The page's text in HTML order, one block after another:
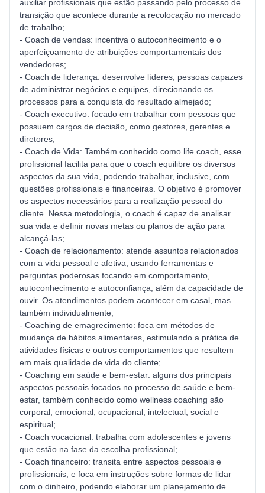
auxiliar profissionais que estão passando pelo processo de
transição que acontece durante a recolocação no mercado
de trabalho;
- Coach de vendas: incentiva o autoconhecimento e o
aperfeiçoamento de atribuições comportamentais dos
vendedores;
- Coach de liderança: desenvolve líderes, pessoas capazes
de administrar negócios e equipes, direcionando os
processos para a conquista do resultado almejado;
- Coach executivo: focado em trabalhar com pessoas que
possuem cargos de decisão, como gestores, gerentes e
diretores;
- Coach de Vida: Também conhecido como life coach, esse
profissional facilita para que o coach equilibre os diversos
aspectos da sua vida, podendo trabalhar, inclusive, com
questões profissionais e financeiras. O objetivo é promover
os aspectos necessários para a realização pessoal do
cliente. Nessa metodologia, o coach é capaz de analisar
sua vida e definir novas metas ou planos de ação para
alcançá-las;
- Coach de relacionamento: atende assuntos relacionados
com a vida pessoal e afetiva, usando ferramentas e
perguntas poderosas focando em comportamento,
autoconhecimento e autoconfiança, além da capacidade de
ouvir. Os atendimentos podem acontecer em casal, mas
também individualmente;
- Coaching de emagrecimento: foca em métodos de
mudança de hábitos alimentares, estimulando a prática de
atividades físicas e outros comportamentos que resultem
em mais qualidade de vida do cliente;
- Coaching em saúde e bem-estar: alguns dos principais
aspectos pessoais focados no processo de saúde e bem-
estar, também conhecido como wellness coaching são
corporal, emocional, ocupacional, intelectual, social e
espiritual;
- Coach vocacional: trabalha com adolescentes e jovens
que estão na fase da escolha profissional;
- Coach financeiro: transita entre aspectos pessoais e
profissionais, e foca em instruções sobre formas de lidar
com o dinheiro, podendo elaborar um planejamento de